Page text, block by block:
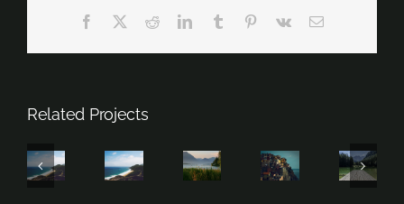
Facebook
X RedditLinkedInTumblr Pinterest
Vk Email
Related Projects